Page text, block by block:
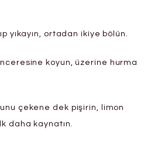
yıkayın, ortadan ikiye bölün.
koyun, üzerine hurma
çekene dek pişirin, limon
daha kaynatın.